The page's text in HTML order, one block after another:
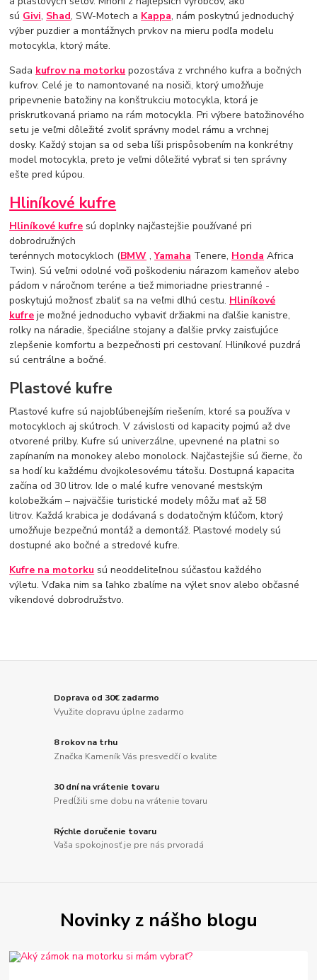
sú Givi, Shad, SW-Motech a Kappa, nám poskytnú jednoduchý
výber puzdier a montážnych prvkov na mieru podľa modelu
motocykla, ktorý máte.
Sada kufrov na motorku pozostáva z vrchného kufra a bočných
kufrov. Celé je to namontované na nosiči, ktorý umožňuje
pripevnenie batožiny na konštrukciu motocykla, ktorá je
priskrutkovaná priamo na rám motocykla. Pri výbere batožinového
setu je veľmi dôležité zvoliť správny model rámu a vrchnej
dosky. Každý stojan sa od seba líši prispôsobením na konkrétny
model motocykla, preto je veľmi dôležité vybrať si ten správny
ešte pred kúpou.
Hliníkové kufre
Hliníkové kufre sú doplnky najčastejšie používané pri
dobrodružných
terénnych motocykloch (BMW ,Yamaha Tenere, Honda Africa
Twin). Sú veľmi odolné voči poškodeniu nárazom kameňov alebo
pádom v náročnom teréne a tiež mimoriadne priestranné -
poskytujú možnosť zbaliť sa na veľmi dlhú cestu. Hliníkové
kufre je možné jednoducho vybaviť držiakmi na ďalšie kanistre,
rolky na náradie, špeciálne stojany a ďalšie prvky zaisťujúce
zlepšenie komfortu a bezpečnosti pri cestovaní. Hliníkové puzdrá
sú centrálne a bočné.
Plastové kufre
Plastové kufre sú najobľúbenejším riešením, ktoré sa používa v
motocykloch aj skútroch. V závislosti od kapacity pojmú až dve
otvorené prilby. Kufre sú univerzálne, upevnené na platni so
zapínaním na monokey alebo monolock. Najčastejšie sú čierne, čo
sa hodí ku každému dvojkolesovému tátošu. Dostupná kapacita
začína od 30 litrov. Ide o malé kufre venované mestským
kolobežkám – najväčšie turistické modely môžu mať až 58
litrov. Každá krabica je dodávaná s dodatočným kľúčom, ktorý
umožňuje bezpečnú montáž a demontáž. Plastové modely sú
dostupné ako bočné a stredové kufre.
Kufre na motorku sú neoddeliteľnou súčasťou každého
výletu. Vďaka nim sa ľahko zbalíme na výlet snov alebo občasné
víkendové dobrodružstvo.
Doprava od 30€ zadarmo
Využite dopravu úplne zadarmo
8 rokov na trhu
Značka Kameník Vás presvedčí o kvalite
30 dní na vrátenie tovaru
Predĺžili sme dobu na vrátenie tovaru
Rýchle doručenie tovaru
Vaša spokojnosť je pre nás prvoradá
Novinky z nášho blogu